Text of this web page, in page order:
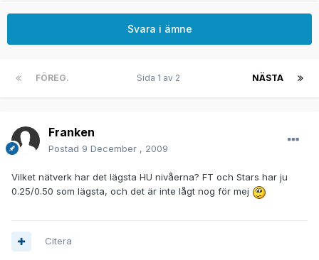
Svara i ämne
FÖREG. NÄSTA
Sida 1 av 2
Franken
Postad 9 December , 2009
Vilket nätverk har det lägsta HU nivåerna? FT och Stars har ju
0.25/0.50 som lägsta, och det är inte lågt nog för mej
Citera